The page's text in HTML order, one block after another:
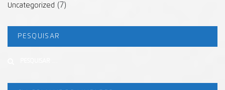
Uncategorized (7)
PESQUISAR